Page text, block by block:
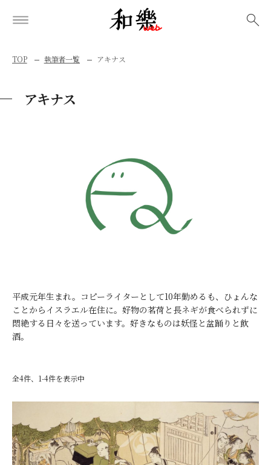
TOP 執筆者一覧 アキナス
アキナス
平成元年生まれ。コピーライターとして10年勤めるも、ひょんな
ことからイスラエル在住に。好物の茗荷と長ネギが食べられずに
悶絶する日々を送っています。好きなものは妖怪と盆踊りと飲
酒。
全4件、1-4件を表示中